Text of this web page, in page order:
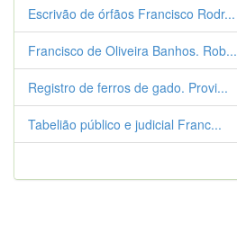
Escrivão de órfãos Francisco Rodr...
Francisco de Oliveira Banhos. Rob...
Registro de ferros de gado. Provi...
Tabelião público e judicial Franc...